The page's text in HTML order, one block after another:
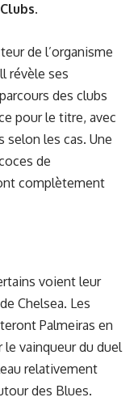
de l’organisme
révèle ses
des clubs
pour le titre, avec
selon les cas. Une
de
complètement
voient leur
Chelsea. Les
Palmeiras en
vainqueur du duel
relativement
des Blues.